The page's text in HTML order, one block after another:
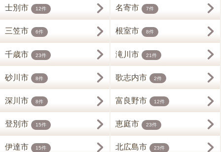
士別市 12件 名寄市 7件
三笠市 6件 根室市 8件
千歳市 23件 滝川市 21件
砂川市 8件 歌志内市 2件
深川市 8件 富良野市 12件
登別市 15件 恵庭市 23件
伊達市 15件 北広島市 23件